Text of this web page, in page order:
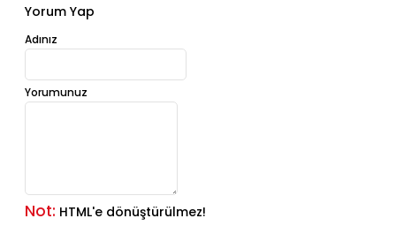
Yorum Yap
Adınız
Yorumunuz
Not: HTML'e dönüştürülmez!